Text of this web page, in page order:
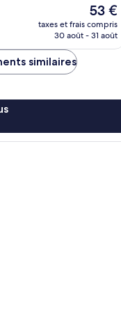
Le
nouveau
prix
53 €
taxes et frais compris
30 août - 31 août
similaires